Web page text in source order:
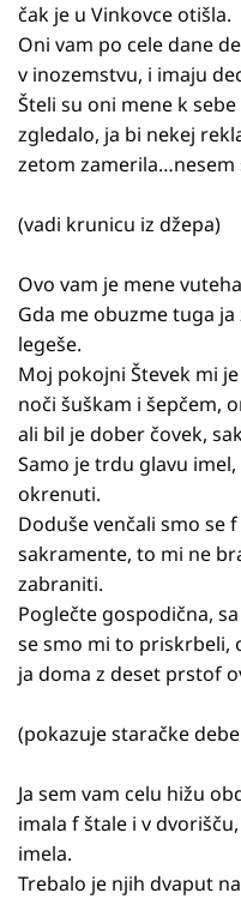
čak je u Vinkovce otišla.
Oni vam po cele dane
v inozemstvu, i imaju
Šteli su oni mene k
zgledalo, ja bi nekej
zetom zamerila…nesem
(vadi krunicu iz džepa)
Ovo vam je mene
Gda me obuzme tuga
legeše.
Moj pokojni Števek mi
noči šuškam i šepčem,
ali bil je dober čovek,
Samo je trdu glavu
okrenuti.
Doduše venčali smo se
sakramente, to mi ne
zabraniti.
Poglečte gospodična,
se smo mi to priskrbeli,
ja doma z deset prstof
(pokazuje staračke
Ja sem vam celu hižu
imala f štale i v
imela.
Trebalo je njih dvaput